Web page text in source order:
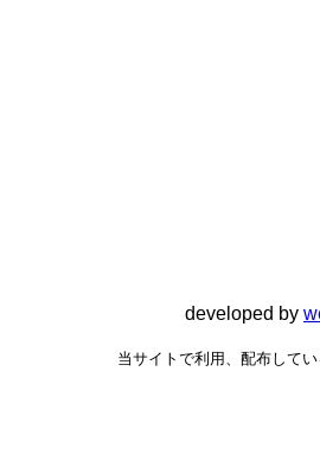
developed by
当サイトで利用、配布して